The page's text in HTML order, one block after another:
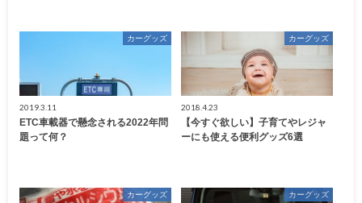
カーグッズ
2019.3.11
ETC車載器で懸念される2022年問
題って何？
カーグッズ
2018.4.23
【今すぐ欲しい】子育てやレジャ
ーにも使える便利グッズ6選
カーグッズ カーグッズ